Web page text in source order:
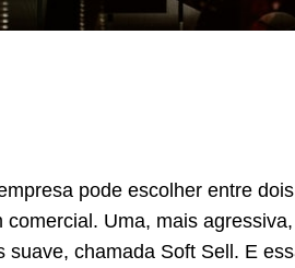
pode escolher entre dois
Uma, mais agressiva,
chamada Soft Sell. E